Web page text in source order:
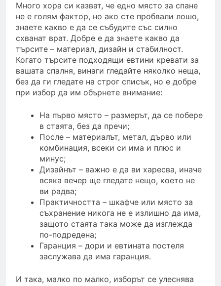
Много хора си казват, че едно място за спане
не е голям фактор, но ако сте пробвали лошо,
знаете какво е да се събудите със силно
схванат врат. Добре е да знаете какво да
търсите – материал, дизайн и стабилност.
Когато търсите подходящи евтини кревати за
вашата спалня, винаги гледайте няколко неща,
без да ги гледате на строг списък, но е добре
при избор да им обърнете внимание:
На първо място – размерът, да се побере
в стаята, без да пречи;
После – материалът, метал, дърво или
комбинация, всеки си има и плюс и
минус;
Дизайнът – важно е да ви харесва, иначе
всяка вечер ще гледате нещо, което не
ви радва;
Практичността – шкафче или място за
съхранение никога не е излишно да има,
защото стаята така може да изглежда
по-подредена;
Гаранция – дори и евтината постеля
заслужава да има гаранция.
И така, малко по малко, изборът се улеснява